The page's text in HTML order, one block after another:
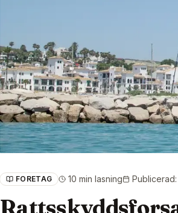
FORETAG 10 min lasning Publicerad